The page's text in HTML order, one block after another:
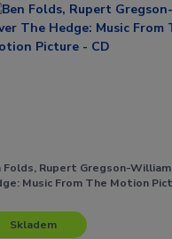
Folds, Rupert Gregson-
Music From The Motion
Skladem